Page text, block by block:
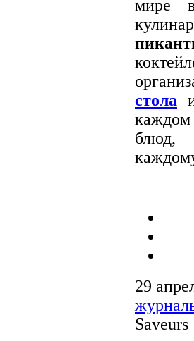
мире
стола
каждом
блюд,
29
Saveurs